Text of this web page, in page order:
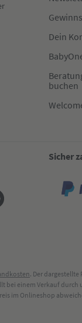
Dein
buchen
Sicher
. Der
bei einem Verkauf
im Onlineshop